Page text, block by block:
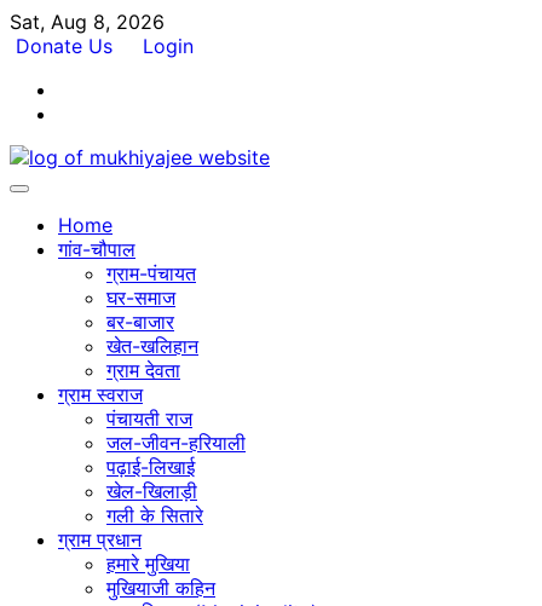
Skip
to
Sat, Aug 8, 2026
Donate Us
Login
Home
गांव-चौपाल
ग्राम-पंचायत
घर-समाज
बर-बाजार
खेत-खलिहान
ग्राम देवता
ग्राम स्वराज
पंचायती राज
जल-जीवन-हरियाली
पढ़ाई-लिखाई
खेल-खिलाड़ी
गली के सितारे
ग्राम प्रधान
हमारे मुखिया
मुखियाजी कहिन